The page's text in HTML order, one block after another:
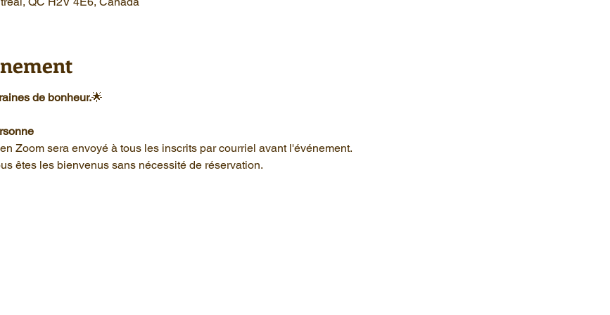
de bonheur.🌟
Zoom sera envoyé à tous les inscrits par courriel avant l'événement.
êtes les bienvenus sans nécessité de réservation.